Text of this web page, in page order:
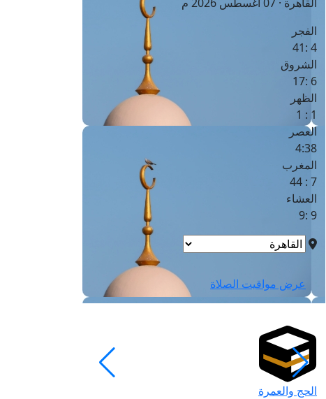
الفجر
4 :41
الشروق
6 :17
الظهر
1 : 1
العصر
4:38
المغرب
7 : 44
العشاء
9 :9
عرض مواقيت الصلاة
الحج والعمرة